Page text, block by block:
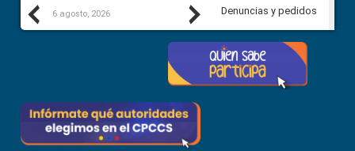
Previous
6 agosto, 2026 5 agosto, 2026
Next
Denuncias y pedidos